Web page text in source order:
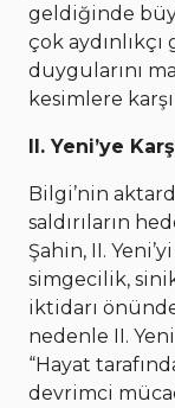
geldiğinde
çok
duygularını
kesimlere
II. Yeni’ye
Bilgi’nin
saldırıların
Şahin, II.
simgecilik,
iktidarı
nedenle II.
“Hayat
devrimci